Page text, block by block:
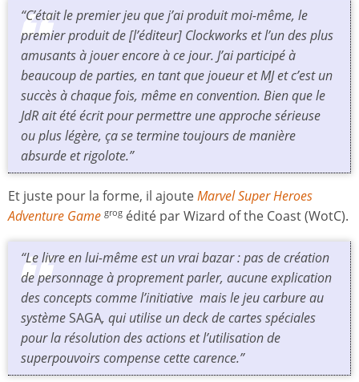
“C’était le premier jeu que j’ai produit moi-même, le
premier produit de [l’éditeur] Clockworks et l’un des plus
amusants à jouer encore à ce jour. J’ai participé à
beaucoup de parties, en tant que joueur et MJ et c’est un
succès à chaque fois, même en convention. Bien que le
JdR ait été écrit pour permettre une approche sérieuse
ou plus légère, ça se termine toujours de manière
absurde et rigolote.”
Et juste pour la forme, il ajouteMarvel Super Heroes
Adventure Game grog édité par Wizard of the Coast (WotC).
“Le livre en lui-même est un vrai bazar : pas de création
de personnage à proprement parler, aucune explication
des concepts comme l’initiative mais le jeu carbure au
systèmeSAGA, qui utilise un deck de cartes spéciales
pour la résolution des actions et l’utilisation de
superpouvoirs compense cette carence.”